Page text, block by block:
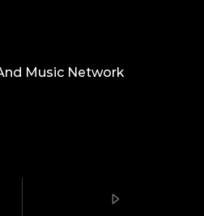
Music Network